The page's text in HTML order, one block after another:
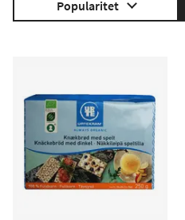
Popularitet